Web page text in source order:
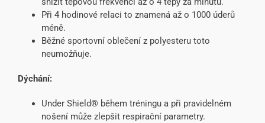
Při 4 hodinové relaci to znamená až o 1000 úderů
méně.
Běžné sportovní oblečení z polyesteru toto
neumožňuje.
Dýchání:
Under Shield® během tréningu a při pravidelném
nošení může zlepšit respirační parametry.